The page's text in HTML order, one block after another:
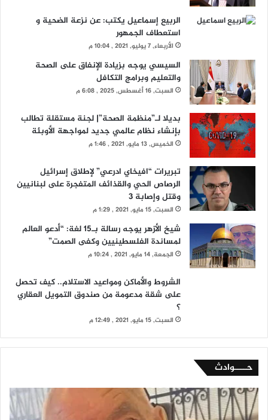
الربيع إسماعيل يكتب: عن نزعة الضحية و
استعطاف الجمهور
الأربعاء, 7 يوليو, 2021 , 10:04 م
السيسي يوجه بزيادة الإنفاق على الصحة
والتعليم وبرامج التكافل
السبت, 16 أغسطس, 2025 , 6:08 م
بديلا لـ”منظمة الصحة”| لجنة مستقلة تطالب
بإنشاء نظام عالمي جديد لمواجهة الأوبئة
الخميس, 13 مايو, 2021 , 1:46 م
تبريرات “افيخاي ادرعي” لإطلاق إسرائيل
الرصاص الحي والقذائف المتفجرة على لبنانيين
وقتل وإصابة 3
السبت, 15 مايو, 2021 , 1:29 م
شيخ الأزهر يوجه رسالة بـ15 لغة: “أدعو العالم
لمساندة الفلسطينيين وكفى الصمت”
الجمعة, 14 مايو, 2021 , 10:24 م
الشروط والأماكن ومواعيد الاستلام.. كيف تحصل
على شقة مدعومة من صندوق التمويل العقاري
؟
السبت, 15 مايو, 2021 , 12:49 م
حــــوادث